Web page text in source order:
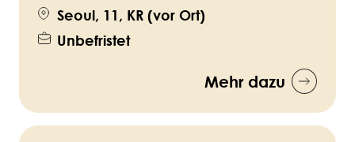
Seoul, 11, KR (vor Ort)
Unbefristet
Mehr dazu